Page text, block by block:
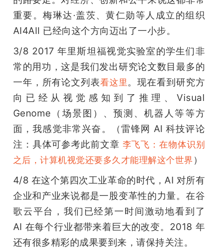
重要。梅琳达·盖茨、黄仁勋等人成立的组织
AI4All 已经向这个方向迈出了一小步。
3/8 2017 年里斯坦福视觉实验室的学生们非
常的用功，这是我们发出研究论文数目最多的
一年，所有论文列表看这里。现在看到研究方
向已经从视觉感知到了推理、Visual
Genome（场景图）、预测、机器人等等方
面，我感觉非常兴奋。（雷锋网 AI 科技评论
注：具体可参考此前文章 李飞飞：在物体识别
之后，计算机视觉还要多久才能理解这个世界 ）
4/8 在这个第四次工业革命的时代，AI 对所有
企业和产业来说都是一股变革性的力量。在谷
歌云平台，我们已经第一时间激动地看到了
AI 在每个行业都带来着巨大的改变。2018 年
还有很多精彩的成果要到来，请保持关注。